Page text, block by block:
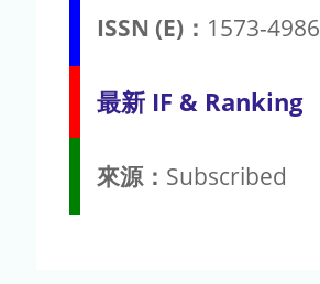
ISSN (E)： 1573-4986
最新 IF & Ranking
來源： Subscribed